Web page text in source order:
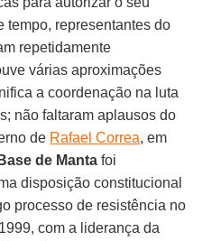
tempo, representantes do
repetidamente
várias aproximações
a coordenação na luta
não faltaram aplausos do
de Rafael Correa, em
Base de Manta foi
disposição constitucional
processo de resistência no
com a liderança da